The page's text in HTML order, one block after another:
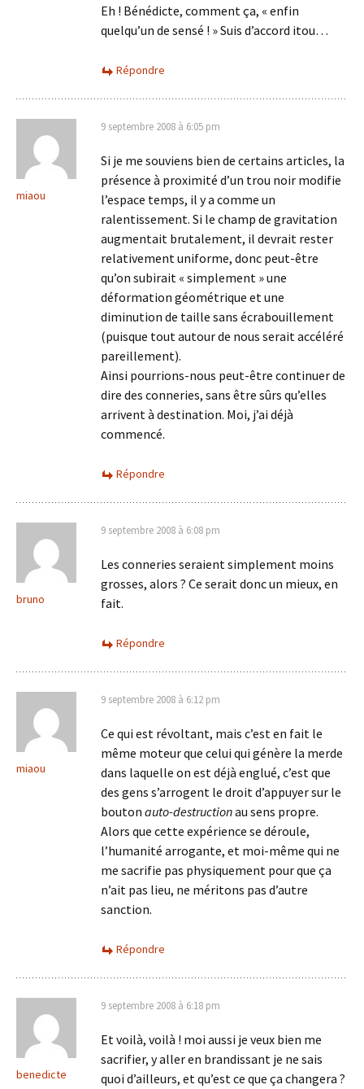
Eh ! Bénédicte, comment ça, « enfin
quelqu’un de sensé ! » Suis d’accord itou…
Répondre
miaou
9 septembre 2008 à 6:05 pm
Si je me souviens bien de certains articles, la
présence à proximité d’un trou noir modifie
l’espace temps, il y a comme un
ralentissement. Si le champ de gravitation
augmentait brutalement, il devrait rester
relativement uniforme, donc peut-être
qu’on subirait « simplement » une
déformation géométrique et une
diminution de taille sans écrabouillement
(puisque tout autour de nous serait accéléré
pareillement).
Ainsi pourrions-nous peut-être continuer de
dire des conneries, sans être sûrs qu’elles
arrivent à destination. Moi, j’ai déjà
commencé.
Répondre
bruno
9 septembre 2008 à 6:08 pm
Les conneries seraient simplement moins
grosses, alors ? Ce serait donc un mieux, en
fait.
Répondre
miaou
9 septembre 2008 à 6:12 pm
Ce qui est révoltant, mais c’est en fait le
même moteur que celui qui génère la merde
dans laquelle on est déjà englué, c’est que
des gens s’arrogent le droit d’appuyer sur le
bouton auto-destructionau sens propre.
Alors que cette expérience se déroule,
l’humanité arrogante, et moi-même qui ne
me sacrifie pas physiquement pour que ça
n’ait pas lieu, ne méritons pas d’autre
sanction.
Répondre
benedicte
9 septembre 2008 à 6:18 pm
Et voilà, voilà ! moi aussi je veux bien me
sacrifier, y aller en brandissant je ne sais
quoi d’ailleurs, et qu’est ce que ça changera ?